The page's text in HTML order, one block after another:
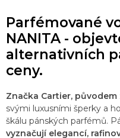
Parfémované
NANITA -
alternativních
ceny.
Značka Cartier, původem
svými luxusními šperky a
škálu pánských parfémů.
vyznačují elegancí,